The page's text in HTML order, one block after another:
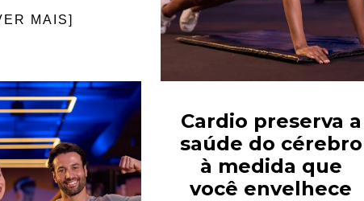
MAIS]
Cardio preserva a
saúde do cérebro
à medida que
você envelhece